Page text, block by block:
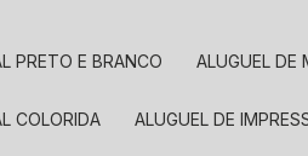
PRETO E BRANCO ALUGUEL
COLORIDA ALUGUEL DE